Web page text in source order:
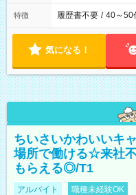
特徴 履歴書不要 / 40～50
気になる！
ちいさいかわいいキ
場所で働ける☆来社
もらえる◎/T1
アルバイト 職種未経験OK